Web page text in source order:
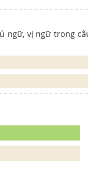
ngữ, vị ngữ trong